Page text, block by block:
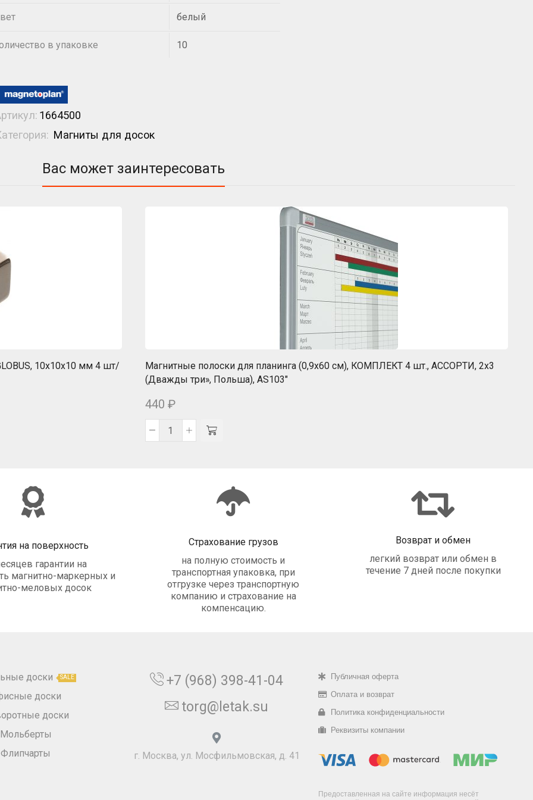
белый
в упаковке 10
1664500
Магниты для досок
Вас может заинтересовать
10х10х10 мм 4 шт/
Магнитные полоски для планинга (0,9х60 см), КОМПЛЕКТ 4 шт., АССОРТИ, 2х3
(Дважды три», Польша), AS103″
440 ₽
на поверхность
гарантии на
магнитно-маркерных и
меловых досок
Страхование грузов
на полную стоимость и
транспортная упаковка, при
отгрузке через транспортную
компанию и страхование на
компенсацию.
Возврат и обмен
легкий возврат или обмен в
течение 7 дней после покупки
доски SALE
доски
доски
Мольберты
Флипчарты
+7 (968) 398-41-04
torg@letak.su
г. Москва, ул. Мосфильмовская, д. 41
Публичная оферта
Оплата и возврат
Политика конфиденциальности
Реквизиты компании
Предоставленная на сайте информация несёт